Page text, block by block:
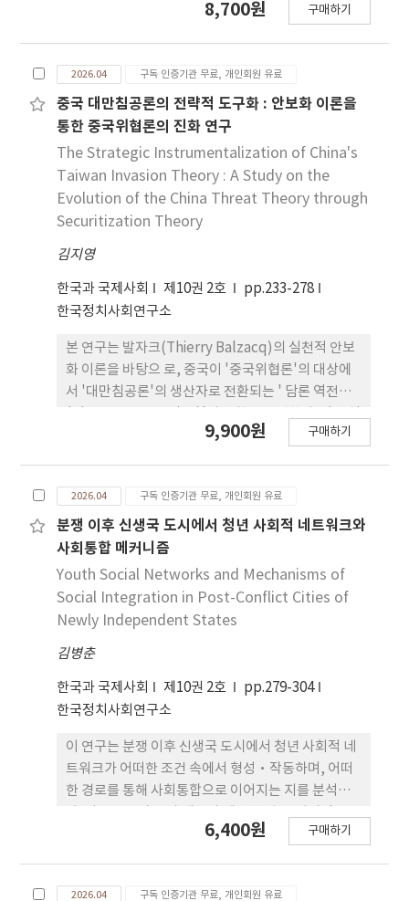
는 문 헌 연구에 기반한 정성적 단일 사례 연구를 수행
본 연구는 하마스를 둘러싼 대내외적 요인의 상호작
용으로 인해 그 조직적 지속성이 유지되고 있음을 논
증한다. 이를 규명하기 위해 본 연구 는 하마스의 생존
을 견인하는 요인을 대외적 환경과 대내적 동력으로
구분 하여 분석하였다. 첫째, 대외적 요인으로는 ①
미국과 국제사회의 압박, ② 이란·헤즈볼라 등 지역
연대의 공고화, ③ 이스라엘의 내적 취약성을 도출 하
였다. 둘째, 이스라엘의 전략적 딜레마가 심화되는 가
운데 하마스의 생존 을 담보하는 대내적 요인으로는
용의 최소화, ③ 조직적 회복탄력성을 제시하였다.
즉, 이스라엘 의 물리적 타격이 가해지는 환경 속에서
도 하마스는 이와 같은 내부 동력 을 적극적으로 가동
하여 조직의 생명력을 연장하고 있다. 결론적으로 본
연구는 이스라엘-하마스 분쟁을 분석함에 있어 하마
스 중심으로 그들의 지 속성을 입체적으로 분석했다
는 점에서 학술적 의의를 지닌다. 나아가 본 연구의 결
립을 위한 함의를 제공할 것이다.
8,700원 구매하기
2026.04 구독 인증기관 무료, 개인회원 유료
중국 대만침공론의 전략적 도구화 : 안보화 이론을
통한 중국위협론의 진화 연구
The Strategic Instrumentalization of China's
Taiwan Invasion Theory : A Study on the
Evolution of the China Threat Theory through
Securitization Theory
김지영
한국과 국제사회 제10권 2호
pp.233-278
한국정치사회연구소
본 연구는 발자크(Thierry Balzacq)의 실천적 안보
화 이론을 바탕으 로, 중국이 '중국위협론'의 대상에
서 '대만침공론'의 생산자로 전환되는 ' 담론 역전
전이란 안 보화의 대상이 동일 담론의 안보화 주체로
서 재안보화로의 인과 경로를 추적하고, 행위자별 담
론 비교분석을 수 행한다. 분석 결과, 시진핑, 외교부,
국방부, 동부전구 사령부, 관영 매체 가 수신자별 메
시지를 체계적으로 생산하는 '담론적 분업' 시스템이
확인 되었으며, 핵심 수용자의 안보 공약 강화라는 구
조적 역효과가 공존함을 규명했다.
9,900원 구매하기
2026.04 구독 인증기관 무료, 개인회원 유료
분쟁 이후 신생국 도시에서 청년 사회적 네트워크와
사회통합 메커니즘
Youth Social Networks and Mechanisms of
Social Integration in Post-Conflict Cities of
Newly Independent States
김병춘
한국과 국제사회 제10권 2호
pp.279-304
한국정치사회연구소
이 연구는 분쟁 이후 신생국 도시에서 청년 사회적 네
트워크가 어떠한 조건 속에서 형성·작동하며, 어떠
한 경로를 통해 사회통합으로 이어지는 지를 분석한
정화에 초점을 두어 온 것과 달리, 본 연구는 도시 공
6,400원 구매하기
2026.04 구독 인증기관 무료, 개인회원 유료